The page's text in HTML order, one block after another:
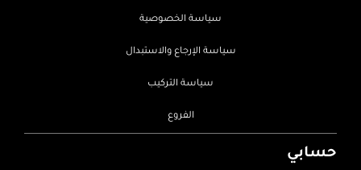
سياسة الخصوصية
سياسة الإرجاع والاستبدال
سياسة التركيب
الفروع
حسابي